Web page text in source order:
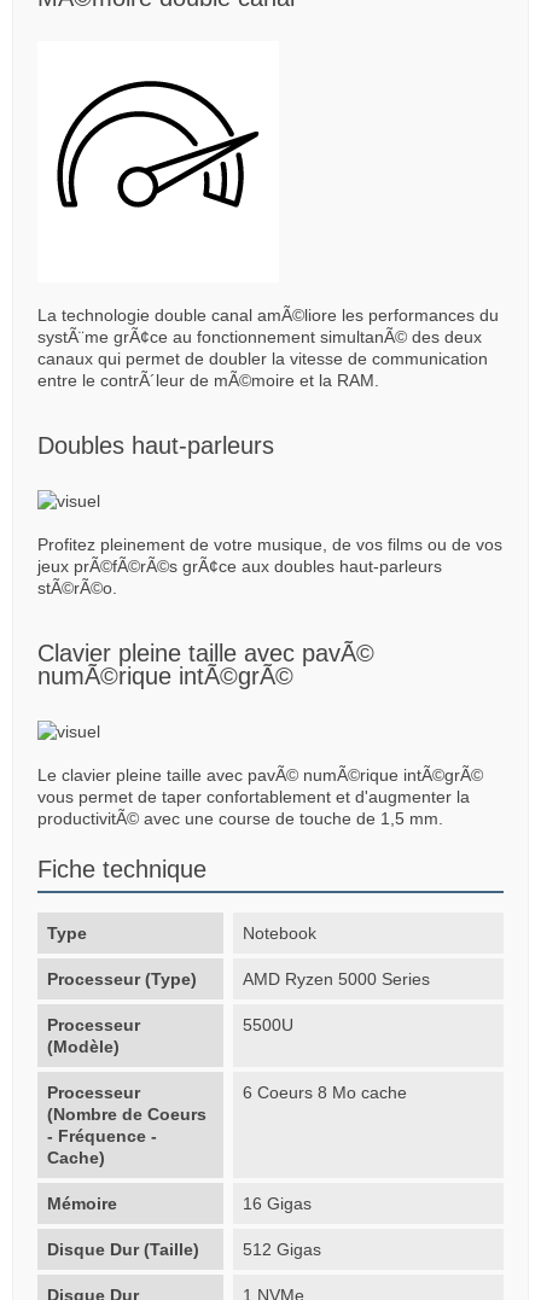
La technologie double canal amÃ©liore les performances du
systÃ¨me grÃ¢ce au fonctionnement simultanÃ© des deux
canaux qui permet de doubler la vitesse de communication
entre le contrÃ´leur de mÃ©moire et la RAM.
Doubles haut-parleurs
Profitez pleinement de votre musique, de vos films ou de vos
jeux prÃ©fÃ©rÃ©s grÃ¢ce aux doubles haut-parleurs
stÃ©rÃ©o.
Clavier pleine taille avec pavÃ©
numÃ©rique intÃ©grÃ©
Le clavier pleine taille avec pavÃ© numÃ©rique intÃ©grÃ©
vous permet de taper confortablement et d'augmenter la
productivitÃ© avec une course de touche de 1,5 mm.
Fiche technique
Type Notebook
Processeur (Type) AMD Ryzen 5000 Series
Processeur
(Modèle)
5500U
Processeur
(Nombre de Coeurs
- Fréquence -
Cache)
6 Coeurs 8 Mo cache
Mémoire 16 Gigas
Disque Dur (Taille) 512 Gigas
Disque Dur
1 NVMe